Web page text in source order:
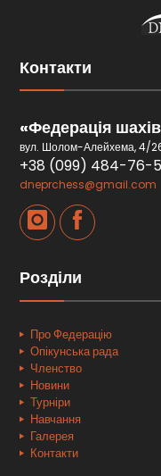
Контакти
«Федерація
вул. Шолом-Алейхема, 4/
+38 (099) 484-76-
dneprchess@gmail.com
Розділи
Про Федерацію
Опікунська рада
Членство
Новини
Турніри
Навчання
Галерея
Контакти